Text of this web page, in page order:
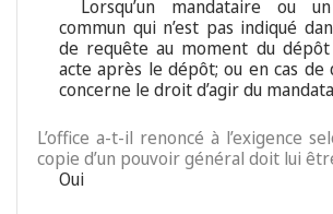
Lorsqu’un mandataire ou
commun qui n’est pas indiqué
de requête au moment du
acte après le dépôt; ou en cas de
concerne le droit d’agir du
L’office a-t-il renoncé à l’exigence
copie d’un pouvoir général doit lui
Oui